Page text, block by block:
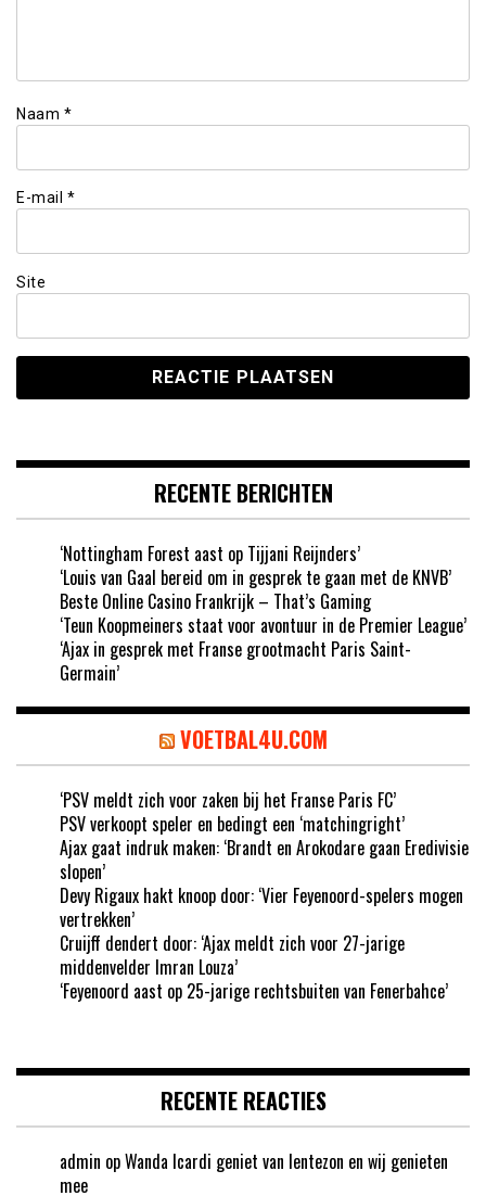
Naam *
E-mail *
Site
RECENTE BERICHTEN
‘Nottingham Forest aast op Tijjani Reijnders’
‘Louis van Gaal bereid om in gesprek te gaan met de KNVB’
Beste Online Casino Frankrijk – That’s Gaming
‘Teun Koopmeiners staat voor avontuur in de Premier League’
‘Ajax in gesprek met Franse grootmacht Paris Saint-
Germain’
VOETBAL4U.COM
‘PSV meldt zich voor zaken bij het Franse Paris FC’
PSV verkoopt speler en bedingt een ‘matchingright’
Ajax gaat indruk maken: ‘Brandt en Arokodare gaan Eredivisie
slopen’
Devy Rigaux hakt knoop door: ‘Vier Feyenoord-spelers mogen
vertrekken’
Cruijff dendert door: ‘Ajax meldt zich voor 27-jarige
middenvelder Imran Louza’
‘Feyenoord aast op 25-jarige rechtsbuiten van Fenerbahce’
RECENTE REACTIES
admin opWanda Icardi geniet van lentezon en wij genieten
mee